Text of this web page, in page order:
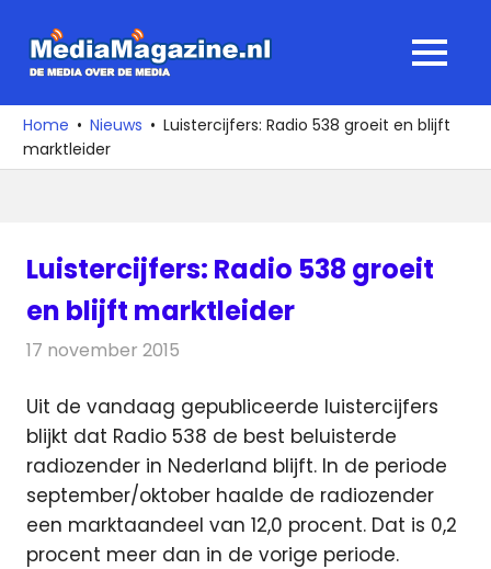
naar
media
over
de
MENU
Home Nieuws
Luistercijfers: Radio 538 groeit en blijft
marktleider
Luistercijfers: Radio 538 groeit
en blijft marktleider
17 november 2015
Uit de vandaag gepubliceerde luistercijfers
blijkt dat Radio 538 de best beluisterde
radiozender in Nederland blijft. In de periode
september/oktober haalde de radiozender
een marktaandeel van 12,0 procent. Dat is 0,2
procent meer dan in de vorige periode.